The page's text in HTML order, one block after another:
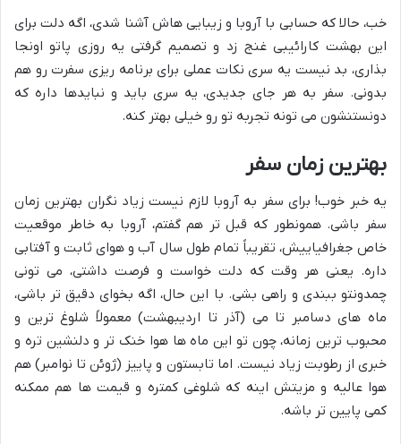
خب، حالا که حسابی با آروبا و زیبایی هاش آشنا شدی، اگه دلت برای
این بهشت کارائیبی غنج زد و تصمیم گرفتی یه روزی پاتو اونجا
بذاری، بد نیست یه سری نکات عملی برای برنامه ریزی سفرت رو هم
بدونی. سفر به هر جای جدیدی، یه سری باید و نبایدها داره که
دونستنشون می تونه تجربه تو رو خیلی بهتر کنه.
بهترین زمان سفر
یه خبر خوب! برای سفر به آروبا لازم نیست زیاد نگران بهترین زمان
سفر باشی. همونطور که قبل تر هم گفتم، آروبا به خاطر موقعیت
خاص جغرافیاییش، تقریباً تمام طول سال آب و هوای ثابت و آفتابی
داره. یعنی هر وقت که دلت خواست و فرصت داشتی، می تونی
چمدونتو ببندی و راهی بشی. با این حال، اگه بخوای دقیق تر باشی،
ماه های دسامبر تا می (آذر تا اردیبهشت) معمولاً شلوغ ترین و
محبوب ترین زمانه، چون تو این ماه ها هوا خنک تر و دلنشین تره و
خبری از رطوبت زیاد نیست. اما تابستون و پاییز (ژوئن تا نوامبر) هم
هوا عالیه و مزیتش اینه که شلوغی کمتره و قیمت ها هم ممکنه
کمی پایین تر باشه.